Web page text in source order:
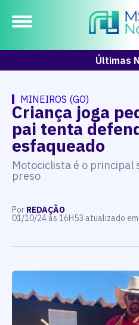
Últimas
MINEIROS (GO)
Criança joga
pai tenta
esfaqueado
Motociclista é o principal
preso
Por REDAÇÃO
01/10/24 às 16H53 atualizado